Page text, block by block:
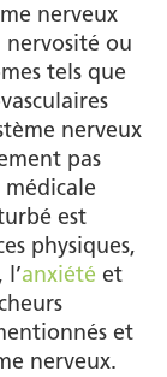
nerveux
ou
tels que
nerveux
pas
est
physiques,
anxiété et
et
nerveux.